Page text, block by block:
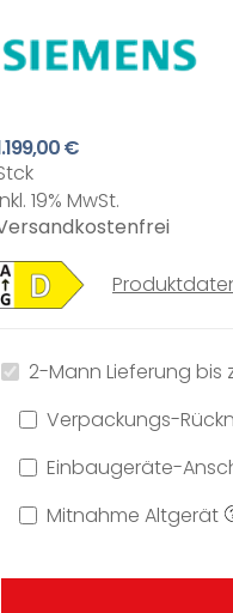
€
19% MwSt.
2-Mann Lieferung bis
Verpackungs-
Einbaugeräte-
Mitnahme Altgerät